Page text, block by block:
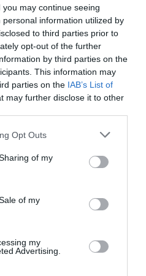
may continue seeing
information utilized by
to third parties prior to
opt-out of the further
by third parties on the
This information may
parties on the IAB’s List of
may further disclose it to other
uses one or more Google
behaviour. You may click to
and its third-party tags to
purposes in below Google
Opt Outs
of my
of my
my
Advertising.
ZIVATAROK KIALAKULHATNAK
IS A HELYSZÍNRE ÉRKE...